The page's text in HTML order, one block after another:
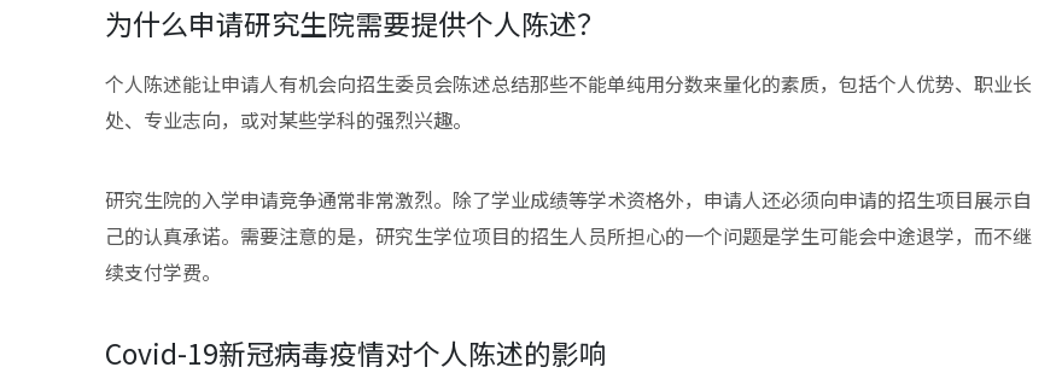
为什么申请研究生院需要提供个人陈述？
个人陈述能让申请人有机会向招生委员会陈述总结那些不能单纯用分数来量化的素质，包括个人优势、职业长
处、专业志向，或对某些学科的强烈兴趣。
研究生院的入学申请竞争通常非常激烈。除了学业成绩等学术资格外，申请人还必须向申请的招生项目展示自
己的认真承诺。需要注意的是，研究生学位项目的招生人员所担心的一个问题是学生可能会中途退学，而不继
续支付学费。
Covid-19新冠病毒疫情对个人陈述的影响